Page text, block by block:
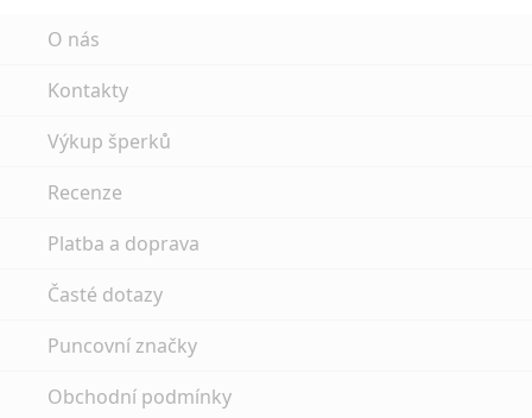
O nás
Kontakty
Výkup šperků
Recenze
Platba a doprava
Časté dotazy
Puncovní značky
Obchodní podmínky